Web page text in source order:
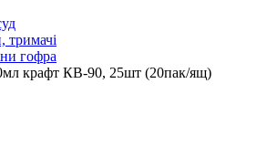
тримачі
гофра
крафт КВ-90, 25шт (20пак/ящ)